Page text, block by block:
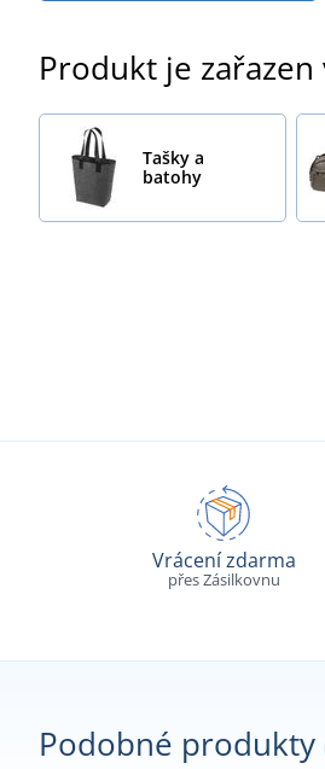
Produkt je
Tašky a
batohy
Vrácení zdarma
přes Zásilkovnu
Podobné produkty